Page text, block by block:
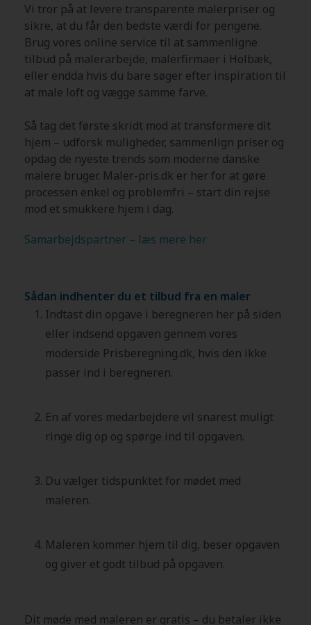
Vi tror på at levere transparente malerpriser og
sikre, at du får den bedste værdi for pengene.
Brug vores online service til at sammenligne
tilbud på malerarbejde, malerfirmaer i Holbæk,
eller endda hvis du bare søger efter inspiration til
at male loft og vægge samme farve.
Så tag det første skridt mod at transformere dit
hjem – udforsk muligheder, sammenlign priser og
opdag de nyeste trends som moderne danske
malere bruger. Maler-pris.dk er her for at gøre
processen enkel og problemfri – start din rejse
mod et smukkere hjem i dag.
Samarbejdspartner – læs mere her
Sådan indhenter du et tilbud fra en maler
Indtast din opgave i beregneren her på siden
eller indsend opgaven gennem vores
moderside Prisberegning.dk, hvis den ikke
passer ind i beregneren.
En af vores medarbejdere vil snarest muligt
ringe dig op og spørge ind til opgaven.
Du vælger tidspunktet for mødet med
maleren.
Maleren kommer hjem til dig, beser opgaven
og giver et godt tilbud på opgaven.
Dit møde med maleren er gratis – du betaler ikke